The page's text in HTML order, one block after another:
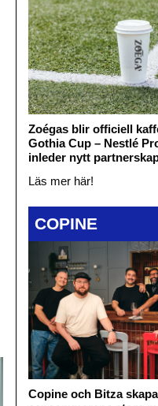
Zoégas blir officiell
Gothia Cup – Nestlé
inleder nytt
Läs mer här!
COPINE
Copine och Bitza